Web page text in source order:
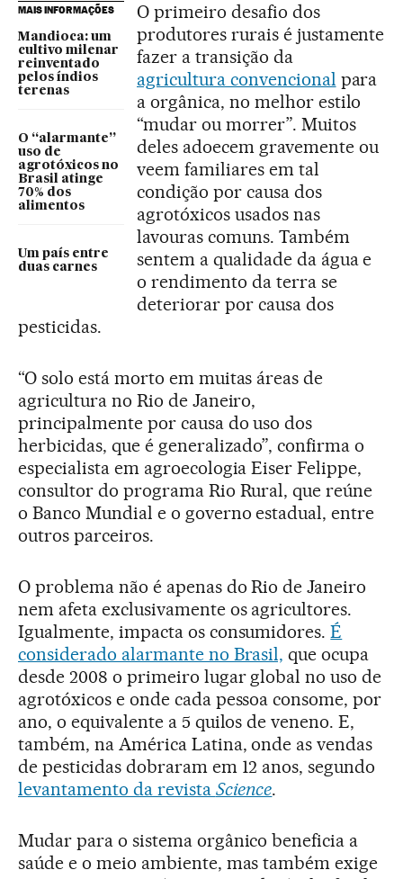
MAIS INFORMAÇÕES
Mandioca: um
cultivo milenar
reinventado
pelos índios
terenas
O “alarmante”
uso de
agrotóxicos no
Brasil atinge
70% dos
alimentos
Um país entre
duas carnes
O primeiro desafio dos
produtores rurais é justamente
fazer a transição da
agricultura convencional para
a orgânica, no melhor estilo
“mudar ou morrer”. Muitos
deles adoecem gravemente ou
veem familiares em tal
condição por causa dos
agrotóxicos usados nas
lavouras comuns. Também
sentem a qualidade da água e
o rendimento da terra se
deteriorar por causa dos
pesticidas.
“O solo está morto em muitas áreas de
agricultura no Rio de Janeiro,
principalmente por causa do uso dos
herbicidas, que é generalizado”, confirma o
especialista em agroecologia Eiser Felippe,
consultor do programa Rio Rural, que reúne
o Banco Mundial e o governo estadual, entre
outros parceiros.
O problema não é apenas do Rio de Janeiro
nem afeta exclusivamente os agricultores.
Igualmente, impacta os consumidores.É
considerado alarmante no Brasil, que ocupa
desde 2008 o primeiro lugar global no uso de
agrotóxicos e onde cada pessoa consome, por
ano, o equivalente a 5 quilos de veneno. E,
também, na América Latina, onde as vendas
de pesticidas dobraram em 12 anos, segundo
levantamento da revista Science.
Mudar para o sistema orgânico beneficia a
saúde e o meio ambiente, mas também exige